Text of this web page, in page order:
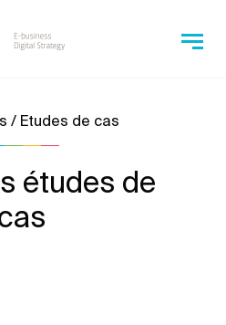
/ Etudes de cas
études de